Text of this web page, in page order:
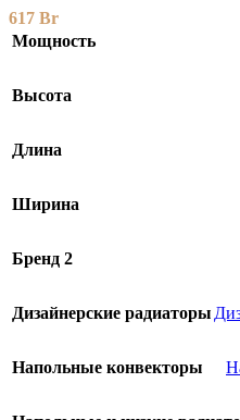
617 Br
Мощность
Высота
Длина
Ширина
Бренд 2
Дизайнерские радиаторы
Напольные конвекторы